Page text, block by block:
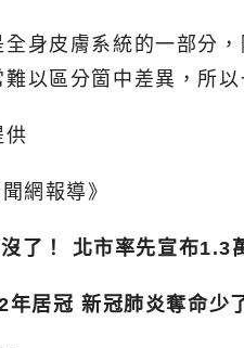
身皮膚系統的一部分
以區分箇中差異，所
供
網報導》
了！ 北市率先宣布1.3
年居冠 新冠肺炎奪命少